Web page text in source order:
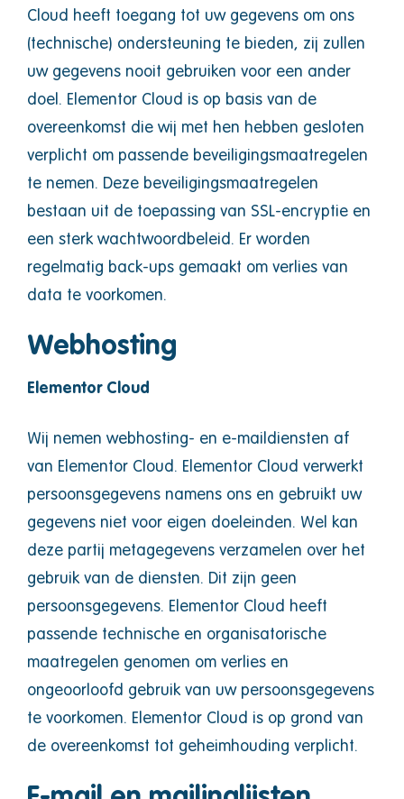
Cloud heeft toegang tot uw gegevens om ons
(technische) ondersteuning te bieden, zij zullen
uw gegevens nooit gebruiken voor een ander
doel. Elementor Cloud is op basis van de
overeenkomst die wij met hen hebben gesloten
verplicht om passende beveiligingsmaatregelen
te nemen. Deze beveiligingsmaatregelen
bestaan uit de toepassing van SSL-encryptie en
een sterk wachtwoordbeleid. Er worden
regelmatig back-ups gemaakt om verlies van
data te voorkomen.
Webhosting
Elementor Cloud
Wij nemen webhosting- en e-maildiensten af
van Elementor Cloud. Elementor Cloud verwerkt
persoonsgegevens namens ons en gebruikt uw
gegevens niet voor eigen doeleinden. Wel kan
deze partij metagegevens verzamelen over het
gebruik van de diensten. Dit zijn geen
persoonsgegevens. Elementor Cloud heeft
passende technische en organisatorische
maatregelen genomen om verlies en
ongeoorloofd gebruik van uw persoonsgegevens
te voorkomen. Elementor Cloud is op grond van
de overeenkomst tot geheimhouding verplicht.